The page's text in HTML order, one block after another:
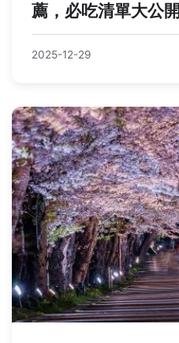
薦，必吃清單大公開
2025-12-29